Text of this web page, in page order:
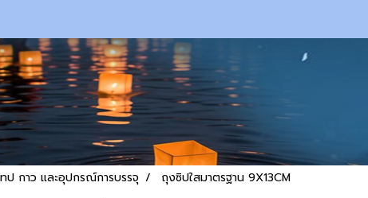
ทป กาว และอุปกรณ์การบรรจุ ถุงซิปใสมาตรฐาน 9X13CM